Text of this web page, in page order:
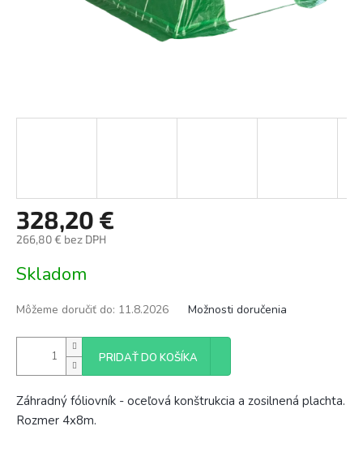
328,20 €
266,80 € bez DPH
cena:
Skladom
Môžeme doručiť do: 11.8.2026 Možnosti doručenia
PRIDAŤ DO KOŠÍKA
Záhradný fóliovník - oceľová konštrukcia a zosilnená plachta.
Rozmer 4x8m.